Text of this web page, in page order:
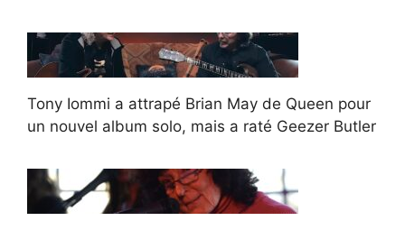
Tony Iommi a attrapé Brian May de Queen pour
un nouvel album solo, mais a raté Geezer Butler